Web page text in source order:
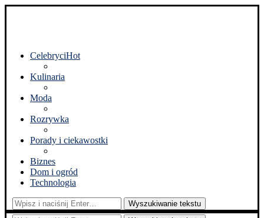
CelebryciHot
Kulinaria
Moda
Rozrywka
Porady i ciekawostki
Biznes
Dom i ogród
Technologia
Wyszukiwanie tekstu